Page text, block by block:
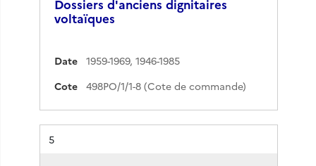
Dossiers d'anciens dignitaires
voltaïques
Date 1959-1969, 1946-1985
Cote
498PO/1/1-8 (Cote de commande)
Résultat n°
5